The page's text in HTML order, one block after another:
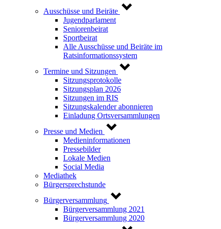
Ausschüsse und Beiräte
Jugendparlament
Seniorenbeirat
Sportbeirat
Alle Ausschüsse und Beiräte im
Ratsinformationssystem
Termine und Sitzungen
Sitzungsprotokolle
Sitzungsplan 2026
Sitzungen im RIS
Sitzungskalender abonnieren
Einladung Ortsversammlungen
Presse und Medien
Medieninformationen
Pressebilder
Lokale Medien
Social Media
Mediathek
Bürgersprechstunde
Bürgerversammlung
Bürgerversammlung 2021
Bürgerversammlung 2020